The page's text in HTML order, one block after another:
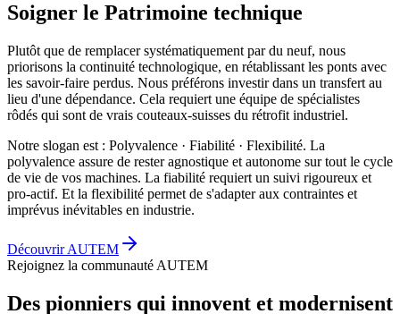
Soigner le Patrimoine technique
Plutôt que de remplacer systématiquement par du neuf, nous
priorisons la continuité technologique, en rétablissant les ponts avec
les savoir-faire perdus. Nous préférons investir dans un transfert au
lieu d'une dépendance. Cela requiert une équipe de spécialistes
rôdés qui sont de vrais couteaux-suisses du rétrofit industriel.
Notre slogan est : Polyvalence · Fiabilité · Flexibilité. La
polyvalence assure de rester agnostique et autonome sur tout le cycle
de vie de vos machines. La fiabilité requiert un suivi rigoureux et
pro-actif. Et la flexibilité permet de s'adapter aux contraintes et
imprévus inévitables en industrie.
Découvrir AUTEM
Rejoignez la communauté AUTEM
Des pionniers qui innovent et modernisent